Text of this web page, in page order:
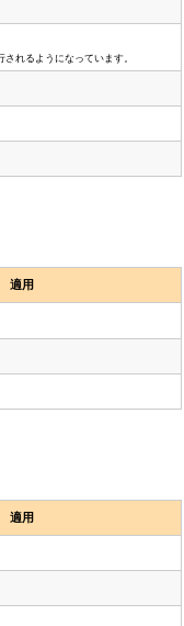
れるようになっています。
適用
適用